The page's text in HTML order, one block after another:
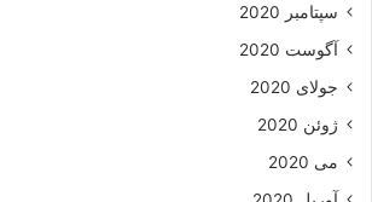
سپتامبر 2020
آگوست 2020
جولای 2020
ژوئن 2020
می 2020